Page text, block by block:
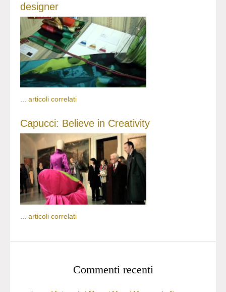
designer
... articoli correlati
Capucci: Believe in Creativity
articoli correlati
Commenti recenti